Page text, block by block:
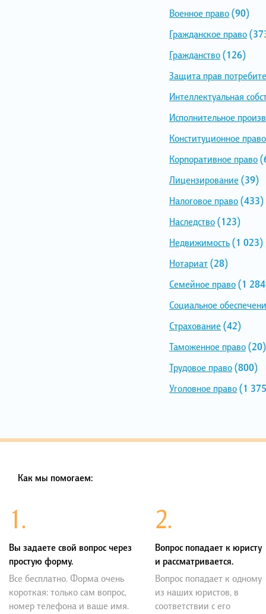
Военное право(90)
Гражданское право
Гражданство(126)
Защита прав
Интеллектуальная
Исполнительное
Конституционное право
Корпоративное право
Лицензирование (39)
Налоговое право(433)
Наследство(123)
Недвижимость(1 023)
Нотариат(28)
Семейное право(1
Социальное
Страхование (42)
Таможенное право(20)
Трудовое право(800)
Уголовное право(1
Как мы помогаем:
1.
Вы задаете свой вопрос через
простую форму.
Все бесплатно. Форма очень
короткая: только сам вопрос,
номер телефона и ваше имя.
2.
Вопрос попадает к юристу
и рассматривается.
Вопрос попадает к одному
из наших юристов, в
соответствии с его